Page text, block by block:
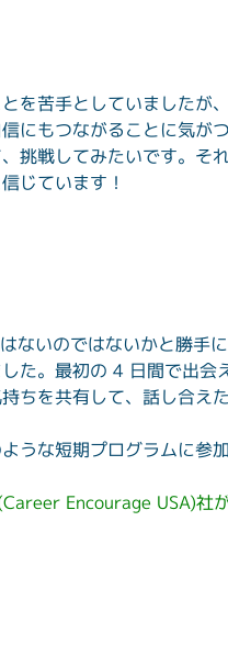
を苦手としていましたが
にもつながることに気が
挑戦してみたいです。そ
じています！
ないのではないかと勝手
た。最初の 4 日間で出会
ちを共有して、話し合え
うな短期プログラムに参
Encourage USA)社